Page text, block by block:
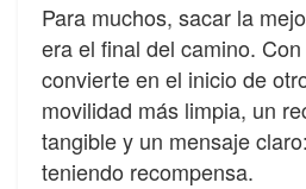
Para muchos, sacar la
era el final del camino.
convierte en el inicio de
movilidad más limpia, un
tangible y un mensaje
teniendo recompensa.